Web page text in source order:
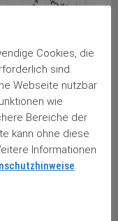
Cookies, die
sind.
Webseite nutzbar
wie
Bereiche der
kann ohne diese
Informationen
.